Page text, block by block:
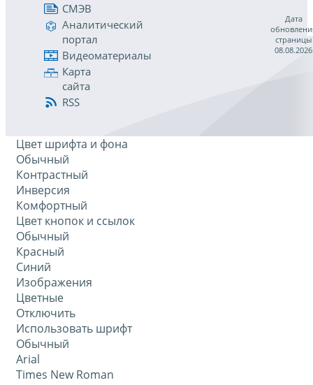
СМЭВ
Аналитический
портал
Видеоматериалы
Карта
сайта
RSS
Дата
страницы
08.08.2026
Цвет шрифта и фона
Обычный
Контрастный
Инверсия
Комфортный
Цвет кнопок и ссылок
Обычный
Красный
Синий
Изображения
Цветные
Отключить
Использовать шрифт
Обычный
Arial
Times New Roman